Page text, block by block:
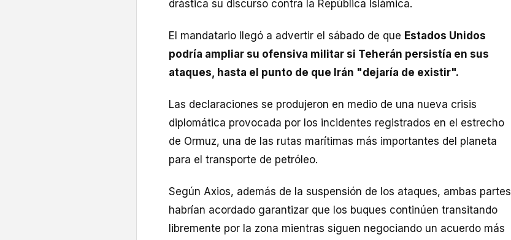
drástica su discurso contra la República Islámica.
El mandatario llegó a advertir el sábado de que Estados Unidos
podría ampliar su ofensiva militar si Teherán persistía en sus
ataques, hasta el punto de que Irán "dejaría de existir".
Las declaraciones se produjeron en medio de una nueva crisis
diplomática provocada por los incidentes registrados en el estrecho
de Ormuz, una de las rutas marítimas más importantes del planeta
para el transporte de petróleo.
Según Axios, además de la suspensión de los ataques, ambas partes
habrían acordado garantizar que los buques continúen transitando
libremente por la zona mientras siguen negociando un acuerdo más